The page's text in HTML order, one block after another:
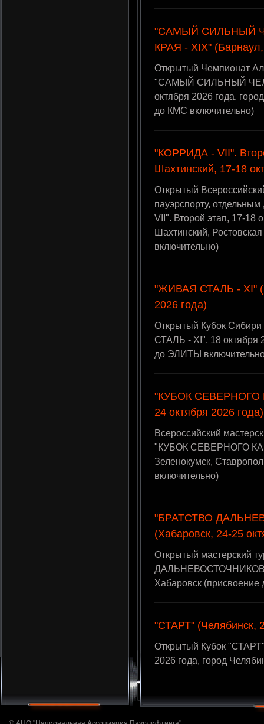
"САМЫЙ СИЛЬНЫЙ
КРАЯ - XIX"
Открытый Чемпионат
"САМЫЙ СИЛЬНЫЙ
октября 2026 года.
до КМС включительно)
"КОРРИДА - VII".
Шахтинский, 17-18
Открытый
пауэрспорту,
VII". Второй этап, 17-18
Шахтинский,
включительно)
"ЖИВАЯ СТАЛЬ - XI"
2026 года)
Открытый Кубок
СТАЛЬ - XI", 18 октября
до ЭЛИТЫ
"КУБОК СЕВЕРНОГО
24 октября 2026 года)
Всероссийский
"КУБОК СЕВЕРНОГО
Зеленокумск,
включительно)
"БРАТСТВО
(Хабаровск, 24-25
Открытый мастерский
ДАЛЬНЕВОСТОЧНИКОВ -
Хабаровск
"СТАРТ" (Челябинск,
Открытый Кубок
2026 года, город